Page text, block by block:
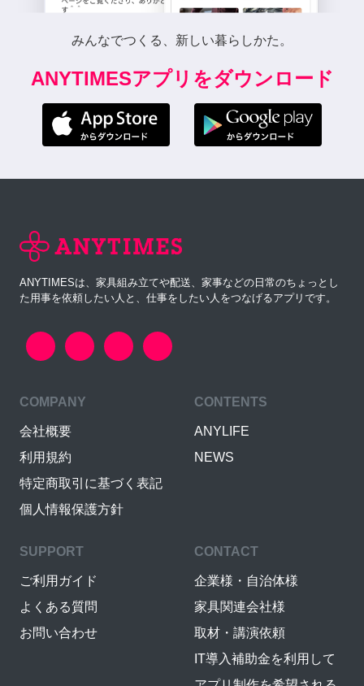
みんなでつくる、新しい暮らしかた。
ANYTIMESアプリをダウンロード
ANYTIMESは、家具組み立てや配送、家事などの日常のちょっとし
た用事を依頼したい人と、仕事をしたい人をつなげるアプリです。
COMPANY
会社概要
利用規約
特定商取引に基づく表記
個人情報保護方針
CONTENTS
ANYLIFE
NEWS
SUPPORT
ご利用ガイド
よくある質問
お問い合わせ
CONTACT
企業様・自治体様
家具関連会社様
取材・講演依頼
IT導入補助金を利用して